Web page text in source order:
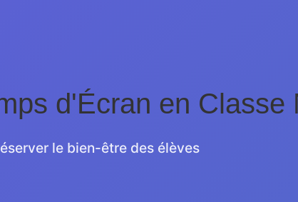
d'Écran en Classe
le bien-être des élèves